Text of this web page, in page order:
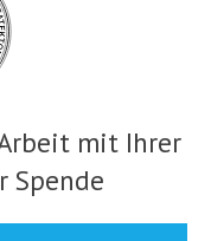
mit Ihrer
Spende